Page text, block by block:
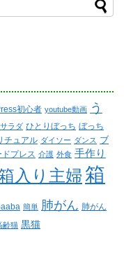
初心者 youtube動画 う
ラダ ひとりぼっち ぼっち
チュアル ダイソー ダンス ブ
ドプレス 介護 外食 手作り
入り主婦箱
簡単 肺がん 肺がん
齢猫 黒猫